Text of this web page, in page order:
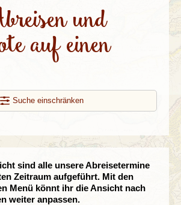
und
auf einen
Suche einschränken
sind alle unsere Abreisetermine
Zeitraum aufgeführt. Mit den
Menü könnt ihr die Ansicht nach
weiter anpassen.